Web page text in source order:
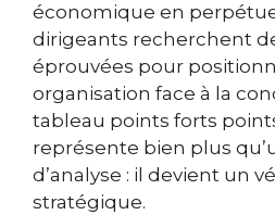
économique en
dirigeants recherchent
éprouvées pour
organisation face à la
tableau points forts
représente bien plus
d’analyse : il devient un
stratégique.